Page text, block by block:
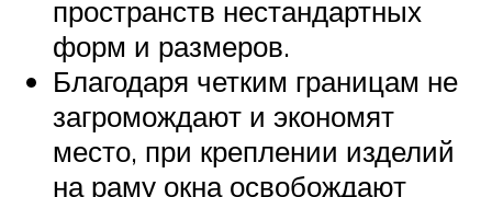
пространств нестандартных
форм и размеров.
Благодаря четким границам не
загромождают и экономят
место, при креплении изделий
на раму окна освобождают